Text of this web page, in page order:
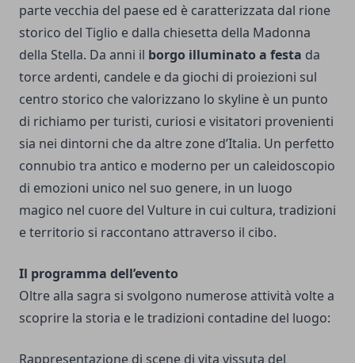
parte vecchia del paese ed è caratterizzata dal rione
storico del Tiglio e dalla chiesetta della Madonna
della Stella. Da anni il borgo illuminato a festa da
torce ardenti, candele e da giochi di proiezioni sul
centro storico che valorizzano lo skyline è un punto
di richiamo per turisti, curiosi e visitatori provenienti
sia nei dintorni che da altre zone d’Italia. Un perfetto
connubio tra antico e moderno per un caleidoscopio
di emozioni unico nel suo genere, in un luogo
magico nel cuore del Vulture in cui cultura, tradizioni
e territorio si raccontano attraverso il cibo.
Il programma dell’evento
Oltre alla sagra si svolgono numerose attività volte a
scoprire la storia e le tradizioni contadine del luogo:
Rappresentazione di scene di vita vissuta del